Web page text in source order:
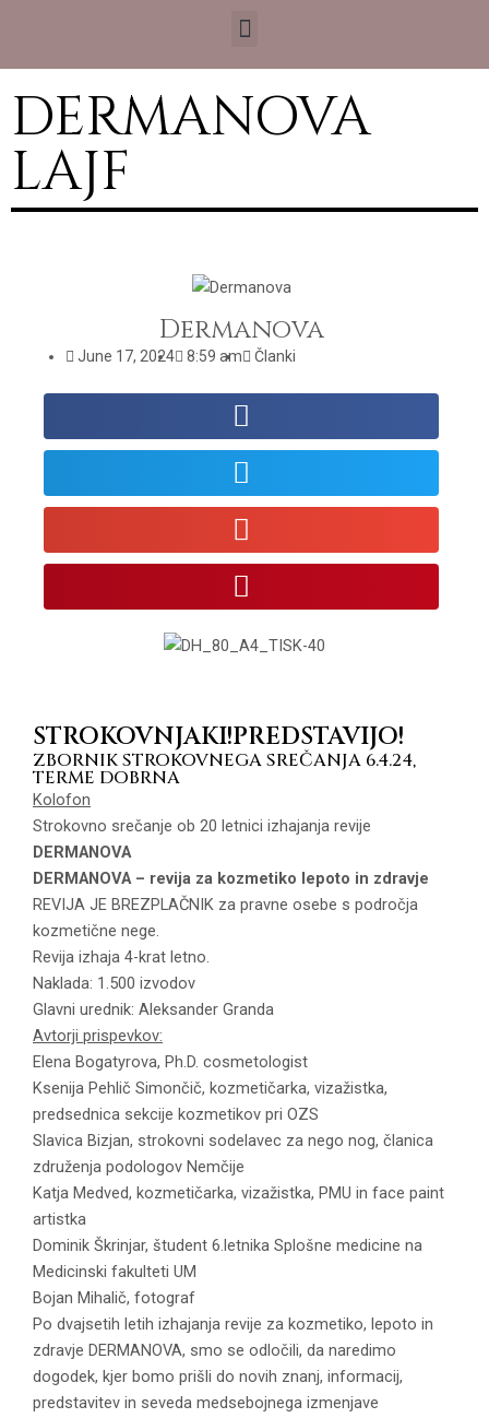
DERMANOVA
LAJF
Dermanova
June 17, 2024 8:59 am Članki
STROKOVNJAKI!PREDSTAVIJO!
ZBORNIK STROKOVNEGA SREČANJA 6.4.24,
TERME DOBRNA
Kolofon
Strokovno srečanje ob 20 letnici izhajanja revije
DERMANOVA
DERMANOVA – revija za kozmetiko lepoto in zdravje
REVIJA JE BREZPLAČNIK za pravne osebe s področja
kozmetične nege.
Revija izhaja 4-krat letno.
Naklada: 1.500 izvodov
Glavni urednik: Aleksander Granda
Avtorji prispevkov:
Elena Bogatyrova, Ph.D. cosmetologist
Ksenija Pehlič Simončič, kozmetičarka, vizažistka,
predsednica sekcije kozmetikov pri OZS
Slavica Bizjan, strokovni sodelavec za nego nog, članica
združenja podologov Nemčije
Katja Medved, kozmetičarka, vizažistka, PMU in face paint
artistka
Dominik Škrinjar, študent 6.letnika Splošne medicine na
Medicinski fakulteti UM
Bojan Mihalič, fotograf
Po dvajsetih letih izhajanja revije za kozmetiko, lepoto in
zdravje DERMANOVA, smo se odločili, da naredimo
dogodek, kjer bomo prišli do novih znanj, informacij,
predstavitev in seveda medsebojnega izmenjave